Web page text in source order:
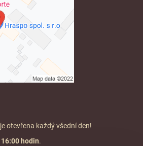
otevřena každý všední den!
16:00 hodin.